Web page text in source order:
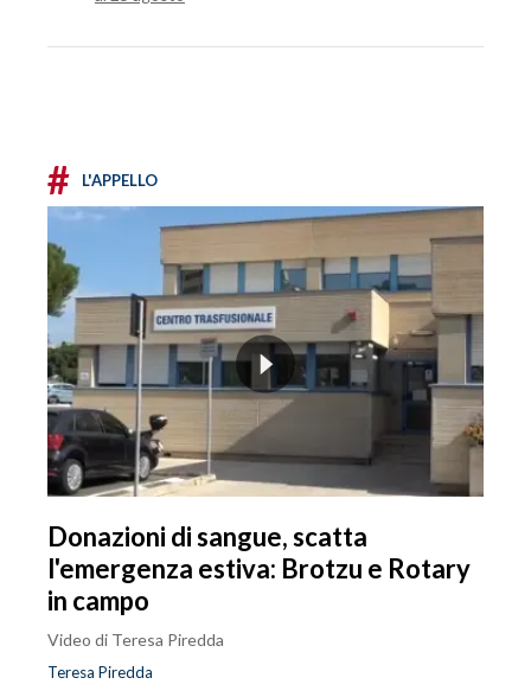
# L'APPELLO
Donazioni di sangue, scatta
l'emergenza estiva: Brotzu e Rotary
in campo
Video di Teresa Piredda
Teresa Piredda